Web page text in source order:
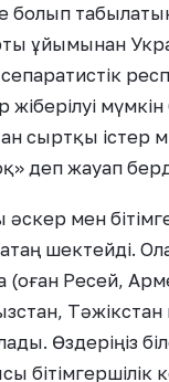
болып
ұйымынан
сыртқы істер
деп жауап
мен
шектейді.
(оған Ресей,
Өздеріңіз
бітімгершілік